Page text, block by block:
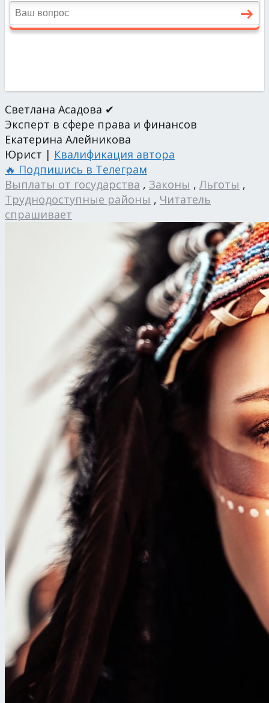
Светлана Асадова ✔
Эксперт в сфере права и финансов
Екатерина Алейникова
Юрист | Квалификация автора
🔥 Подпишись в Телеграм
Выплаты от государства , Законы ,Льготы ,
Труднодоступные районы , Читатель
спрашивает